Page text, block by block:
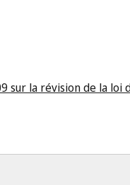
sur la révision de la loi